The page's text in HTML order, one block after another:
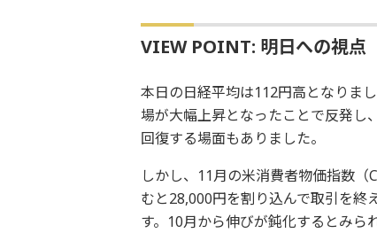
VIEW POINT: 明日への視点
本日の日経平均は112円高となりま
場が大幅上昇となったことで反発し
回復する場面もありました。
しかし、11月の米消費者物価指数
むと28,000円を割り込んで取引を終
す。10月から伸びが鈍化するとみら